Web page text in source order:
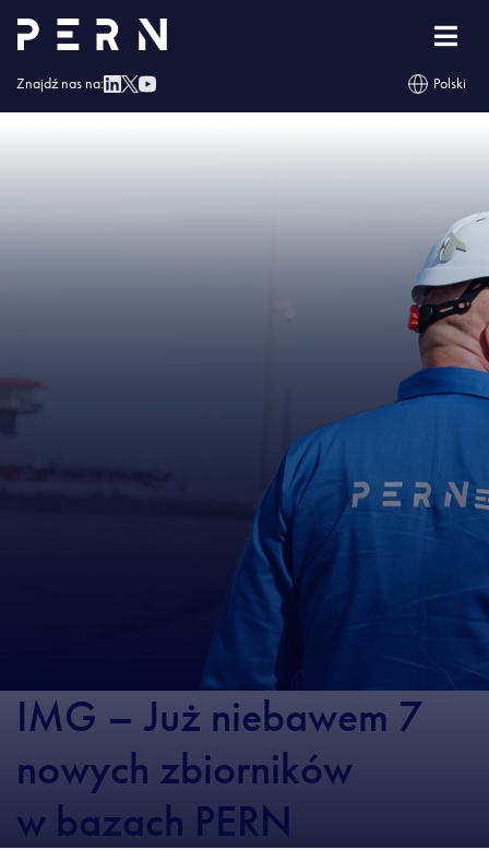
Znajdź nas na: Polski
Strona główna »Już niebawem 7 nowych zbiorników w bazach PERN
IMG –
IMG – Już niebawem 7
nowych zbiorników
w bazach PERN